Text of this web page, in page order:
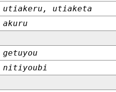
utiakeru, utiaketa
akuru
getuyou
nitiyoubi